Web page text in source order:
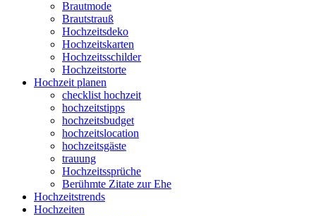
Brautmode
Brautstrauß
Hochzeitsdeko
Hochzeitskarten
Hochzeitsschilder
Hochzeitstorte
Hochzeit planen
checklist hochzeit
hochzeitstipps
hochzeitsbudget
hochzeitslocation
hochzeitsgäste
trauung
Hochzeitssprüche
Berühmte Zitate zur Ehe
Hochzeitstrends
Hochzeiten